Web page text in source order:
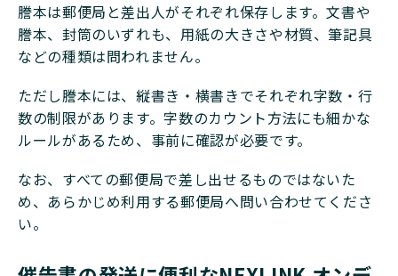
謄本は郵便局と差出人がそれぞれ保存します。文書や
謄本、封筒のいずれも、用紙の大きさや材質、筆記具
などの種類は問われません。
ただし謄本には、縦書き・横書きでそれぞれ字数・行
数の制限があります。字数のカウント方法にも細かな
ルールがあるため、事前に確認が必要です。
なお、すべての郵便局で差し出せるものではないた
め、あらかじめ利用する郵便局へ問い合わせてくださ
い。